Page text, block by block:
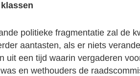
politieke fragmentatie zal de
aantasten, als er niets
uit een tijd waarin vergaderen
en wethouders de